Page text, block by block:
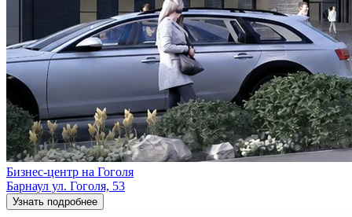
Бизнес-центр на Гоголя
Барнаул ул. Гоголя, 53
Узнать подробнее